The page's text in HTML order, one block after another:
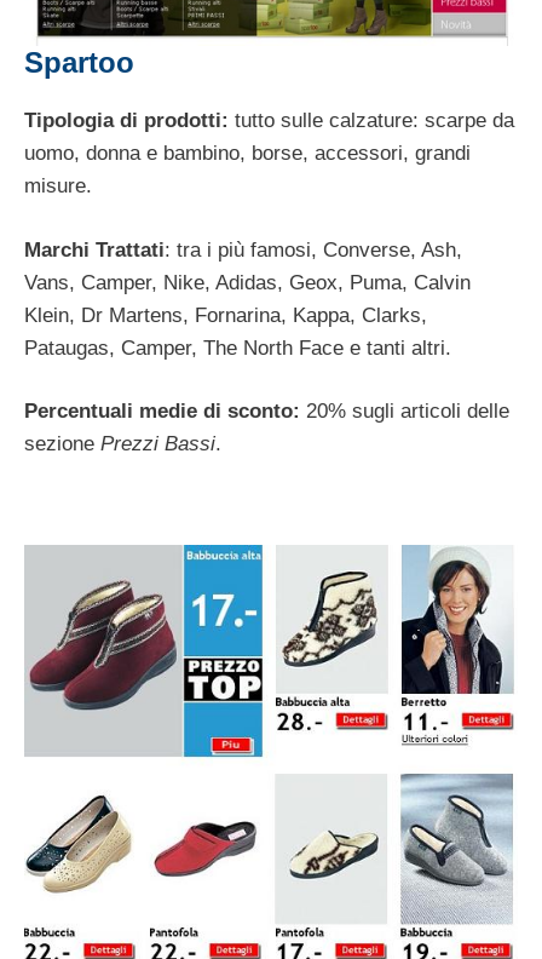
Spartoo
Tipologia di prodotti: tutto sulle calzature: scarpe da
uomo, donna e bambino, borse, accessori, grandi
misure.
Marchi Trattati: tra i più famosi, Converse, Ash,
Vans, Camper, Nike, Adidas, Geox, Puma, Calvin
Klein, Dr Martens, Fornarina, Kappa, Clarks,
Pataugas, Camper, The North Face e tanti altri.
Percentuali medie di sconto: 20% sugli articoli delle
sezione Prezzi Bassi.